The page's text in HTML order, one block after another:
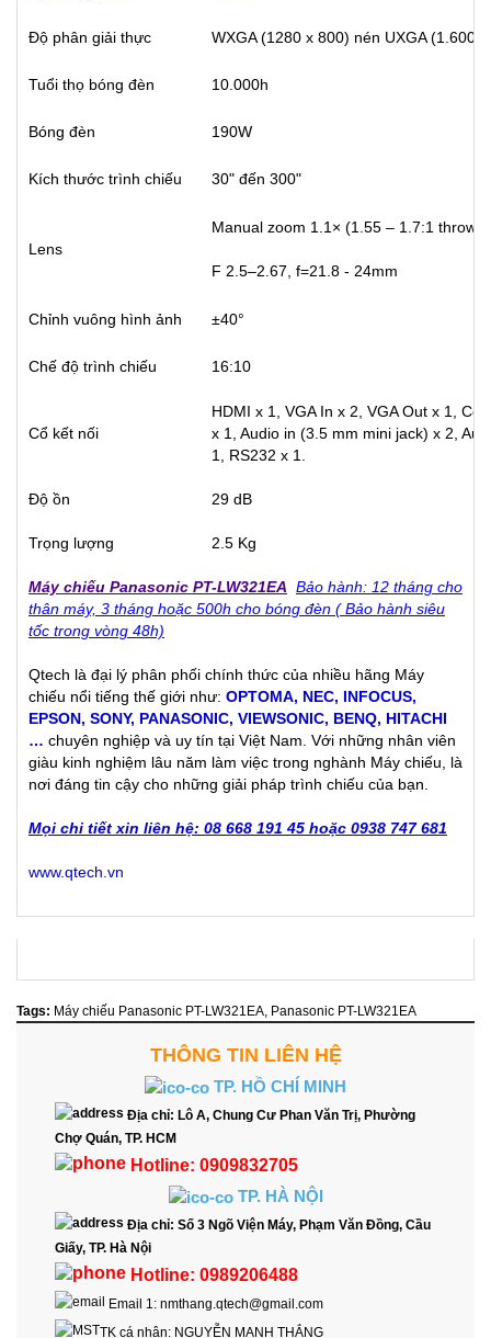
Độ phân giải thực WXGA (1280 x 800) nén UXGA (1.600
Tuổi thọ bóng đèn 10.000h
Bóng đèn 190W
Kích thước trình chiếu 30" đến 300"
Lens
Manual zoom 1.1× (1.55 – 1.7:1 throw
F 2.5–2.67, f=21.8 - 24mm
Chỉnh vuông hình ảnh ±40°
Chế độ trình chiếu 16:10
Cổ kết nối
HDMI x 1, VGA In x 2, VGA Out x 1,
x 1, Audio in (3.5 mm mini jack) x 2,
1, RS232 x 1.
Độ ồn 29 dB
Trọng lượng 2.5 Kg
Máy chiếu Panasonic PT-LW321EA Bảo hành: 12 tháng cho
thân máy, 3 tháng hoặc 500h cho bóng đèn ( Bảo hành siêu
tốc trong vòng 48h)
Qtech là đại lý phân phối chính thức của nhiều hãng Máy
chiếu nổi tiếng thế giới như: OPTOMA, NEC, INFOCUS,
EPSON, SONY, PANASONIC, VIEWSONIC, BENQ, HITACHI
… chuyên nghiệp và uy tín tại Việt Nam. Với những nhân viên
giàu kinh nghiệm lâu năm làm việc trong nghành Máy chiếu, là
nơi đáng tin cậy cho những giải pháp trình chiếu của bạn.
Mọi chi tiết xin liên hệ: 08 668 191 45 hoặc 0938 747 681
www.qtech.vn
Tags: Máy chiếu Panasonic PT-LW321EA, Panasonic PT-LW321EA
THÔNG TIN LIÊN HỆ
TP. HỒ CHÍ MINH
Địa chỉ: Lô A, Chung Cư Phan Văn Trị, Phường
Chợ Quán, TP. HCM
Hotline: 0909832705
TP. HÀ NỘI
Địa chỉ: Số 3 Ngõ Viện Máy, Phạm Văn Đồng, Cầu
Giấy, TP. Hà Nội
Hotline: 0989206488
Email 1: nmthang.qtech@gmail.com
TK cá nhân: NGUYỄN MẠNH THẮNG